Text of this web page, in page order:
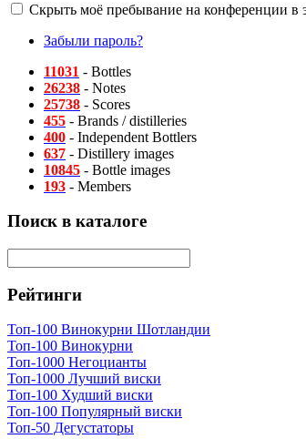
Скрыть моё пребывание на конференции в
Забыли пароль?
11031 - Bottles
26238 - Notes
25738 - Scores
455 - Brands / distilleries
400 - Independent Bottlers
637 - Distillery images
10845 - Bottle images
193 - Members
Поиск в каталоге
Рейтинги
Топ-100 Винокурни Шотландии
Топ-100 Винокурни
Топ-1000 Негоцианты
Топ-1000 Лучший виски
Топ-100 Худший виски
Топ-100 Популярный виски
Топ-50 Дегустаторы